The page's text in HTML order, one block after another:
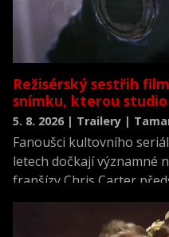
Režisérský sestřih
snímku, kterou
5. 8. 2026 | Trailery |
Fanoušci kultovního
letech dočkají významné
franšízy Chris Carter
neviděné režisérské verzi